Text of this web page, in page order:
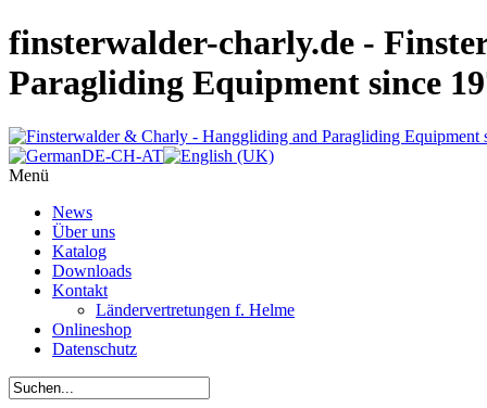
finsterwalder-charly.de -
Paragliding Equipment since
Menü
News
Über uns
Katalog
Downloads
Kontakt
Ländervertretungen f. Helme
Onlineshop
Datenschutz